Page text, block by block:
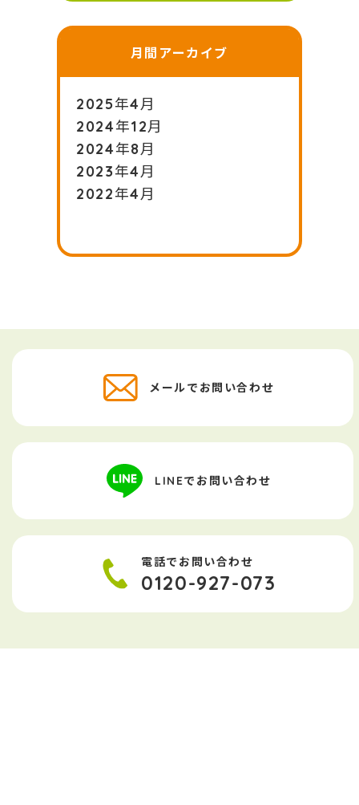
月間アーカイブ
2025年4月
2024年12月
2024年8月
2023年4月
2022年4月
メールでお問い合わせ
LINEでお問い合わせ
電話でお問い合わせ
0120-927-073